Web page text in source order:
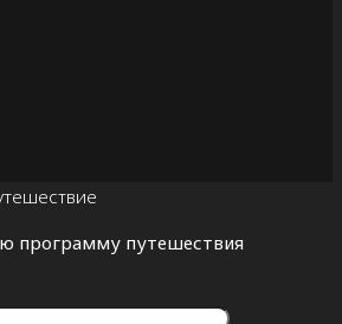
программу путешествия